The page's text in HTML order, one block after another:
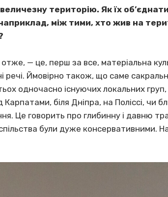
територію. Як їх
між тими, хто жив на
отже, — це, перш за все, матеріальна
речі. Ймовірно також, що саме
одночасно існуючих локальних груп,
біля Дніпра, на Поліссі, чи
Це говорить про глибинну і давню
були дуже консервативними.